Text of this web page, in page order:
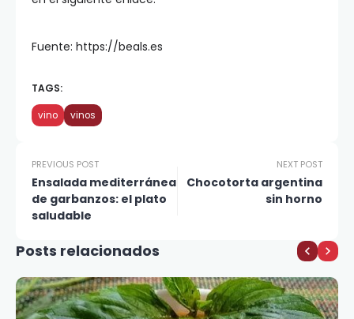
Fuente: https://beals.es
TAGS:
vino vinos
PREVIOUS POST
Ensalada mediterránea
de garbanzos: el plato
saludable
NEXT POST
Chocotorta argentina
sin horno
Posts relacionados